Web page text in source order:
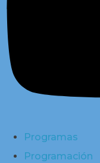
Programas
Programación